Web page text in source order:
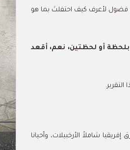
فضول لأعرف كيف احتفلتَ بما هو
أو لحظتين، نعم، أقعد
شاملاً الأرخبيلات، وأحيانا